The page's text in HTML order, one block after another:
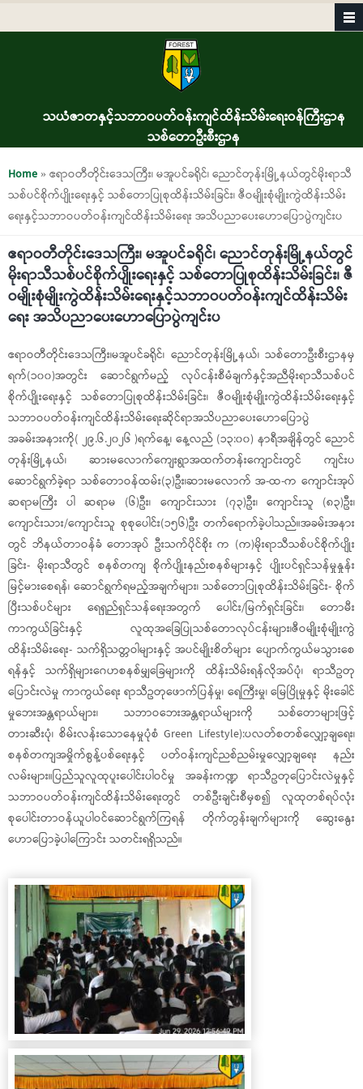
သယံဇာတနှင့်သဘာဝပတ်ဝန်းကျင်ထိန်းသိမ်းရေးဝန်ကြီးဌာန
သစ်တောဦးစီးဌာန
You are here
Home» ဧရာဝတီတိုင်းဒေသကြီး၊ မအူပင်ခရိုင်၊ ညောင်တုန်းမြို့နယ်တွင်မိုးရာသီ
သစ်ပင်စိုက်ပျိုးရေးနှင့် သစ်တောပြုစုထိန်းသိမ်းခြင်း၊ ဇီဝမျိုးစုံမျိုးကွဲထိန်းသိမ်း
ရေးနှင့်သဘာဝပတ်ဝန်းကျင်ထိန်းသိမ်းရေး အသိပညာပေးဟောပြောပွဲကျင်းပ
ဧရာဝတီတိုင်းဒေသကြီး၊ မအူပင်ခရိုင်၊ ညောင်တုန်းမြို့နယ်တွင်
မိုးရာသီသစ်ပင်စိုက်ပျိုးရေးနှင့် သစ်တောပြုစုထိန်းသိမ်းခြင်း၊ ဇီ
ဝမျိုးစုံမျိုးကွဲထိန်းသိမ်းရေးနှင့်သဘာဝပတ်ဝန်းကျင်ထိန်းသိမ်း
ရေး အသိပညာပေးဟောပြောပွဲကျင်းပ
ဧရာဝတီတိုင်းဒေသကြီး၊မအူပင်ခရိုင်၊ ညောင်တုန်းမြို့နယ်၊ သစ်တောဦးစီးဌာနမှ
ရက်(၁၀၀)အတွင်း ဆောင်ရွက်မည့် လုပ်ငန်းစီမံချက်နှင့်အညီမိုးရာသီသစ်ပင်
စိုက်ပျိုးရေးနှင့် သစ်တောပြုစုထိန်းသိမ်းခြင်း၊ ဇီဝမျိုးစုံမျိုးကွဲထိန်းသိမ်းရေးနှင့်
သဘာဝပတ်ဝန်းကျင်ထိန်းသိမ်းရေးဆိုင်ရာအသိပညာပေးဟောပြောပွဲ
အခမ်းအနားကို‎( ၂၉.၆.၂၀၂၆ )ရက်နေ့၊ နေ့လည် (၁၃:၀၀) နာရီအချိန်တွင် ညောင်
တုန်းမြို့နယ်၊ ဆားမလောက်ကျေးရွာအထက်တန်းကျောင်းတွင် ကျင်းပ
ဆောင်ရွက်ခဲ့ရာ သစ်တောဝန်ထမ်း(၃)ဦး၊ဆားမ‌‌လောက် အ-ထ-က ကျောင်းအုပ်
ဆရာမကြီး ပါ ဆရာမ (၆)ဦး၊ ကျောင်းသား (၇၃)ဦး၊ ကျောင်းသူ (၈၃)ဦး၊
ကျောင်းသား/ကျောင်းသူ စုစုပေါင်း(၁၅၆)ဦး တက်ရောက်ခဲ့ပါသည်။‎အခမ်းအနား
တွင် ဘိနယ်တာဝန်ခံ တောအုပ် ဦးသက်ပိုင်စိုး က (က)မိုးရာသီသစ်ပင်စိုက်ပျိုး
ခြင်း- မိုးရာသီတွင် စနစ်တကျ စိုက်ပျိုးနည်းစနစ်များနှင့် ပျိုးပင်ရှင်သန်မှုနှုန်း
မြင့်မားစေရန်၊ ဆောင်ရွက်ရမည့်အချက်များ၊ ‎သစ်တောပြုစုထိန်းသိမ်းခြင်း- စိုက်
ပြီးသစ်ပင်များ ရေရှည်ရှင်သန်ရေးအတွက် ပေါင်း/မြက်ရှင်းခြင်း၊ တောမီး
ကာကွယ်ခြင်းနှင့် လူထုအခြေပြုသစ်တောလုပ်ငန်းများ၊ဇီဝမျိုးစုံမျိုးကွဲ
ထိန်းသိမ်းရေး- သက်ရှိသတ္တဝါများနှင့် အပင်မျိုးစိတ်များ ပျောက်ကွယ်မသွားစေ
ရန်နှင့် သက်ရှိများဂေဟစနစ်မျှခြေများကို ထိန်းသိမ်းရန်လိုအပ်ပုံ၊ ရာသီဥတု
ပြောင်းလဲမှု ကာကွယ်ရေး ရာသီဥတုဖောက်ပြန်မှု၊ ရေကြီးမှု၊ မြေပြိုမှုနှင့် မိုးခေါင်
မှုဘေးအန္တရာယ်များ၊ သဘာဝဘေးအန္တရာယ်များကို သစ်တောများဖြင့်
တားဆီး‌‌ပုံ၊ စိမ်းလန်းသောနေမှုပုံစံ Green Lifestyle):ပလတ်စတစ်လျှော့ချရေး၊
စနစ်တကျအမှိုက်စွန့်ပစ်ရေးနှင့် ပတ်ဝန်းကျင်ညစ်ညမ်းမှုလျှော့ချရေး နည်း
လမ်းများ။ပြည်သူလူထုပူးပေါင်းပါဝင်မှု အခန်းကဏ္ဍ ရာသီဥတုပြောင်းလဲမှုနှင့်
သဘာဝပတ်ဝန်းကျင်ထိန်းသိမ်းရေးတွင် တစ်ဦးချင်းစီမှစ၍ လူထုတစ်ရပ်လုံး
စုပေါင်းတာဝန်ယူပါဝင်ဆောင်ရွက်ကြရန် တိုက်တွန်းချက်များကို ဆွေးနွေး
ဟောပြောခဲ့ပါကြောင်း သတင်းရရှိသည်။